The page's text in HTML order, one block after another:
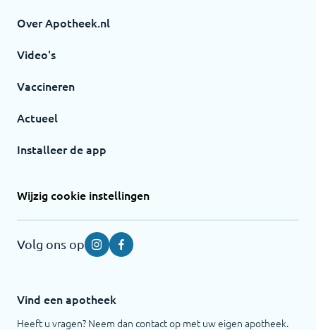
Over Apotheek.nl
Video's
Vaccineren
Actueel
Installeer de app
Wijzig cookie instellingen
Volg ons op InstagramFacebook
Vind een apotheek
Heeft u vragen? Neem dan contact op met uw eigen apotheek.